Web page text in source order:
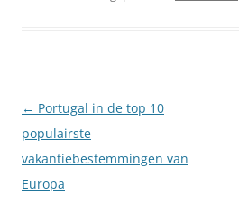
Berichtnavigatie
← Portugal in de top 10
populairste
vakantiebestemmingen van
Europa